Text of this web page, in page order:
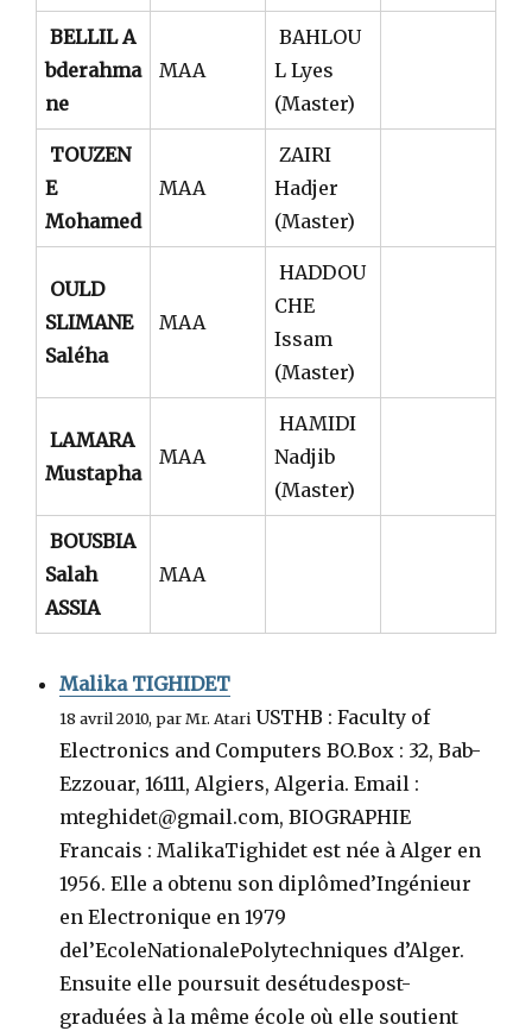
BELLIL A
bderahma
ne
MAA
BAHLOU
L Lyes
(Master)
TOUZEN
E
Mohamed
MAA
ZAIRI
Hadjer
(Master)
OULD
SLIMANE
Saléha
MAA
HADDOU
CHE
Issam
(Master)
LAMARA
Mustapha
MAA
HAMIDI
Nadjib
(Master)
BOUSBIA
Salah
ASSIA
MAA
Malika TIGHIDET
18 avril 2010, par Mr. Atari USTHB : Faculty of
Electronics and Computers BO.Box : 32, Bab-
Ezzouar, 16111, Algiers, Algeria. Email :
mteghidet@gmail.com, BIOGRAPHIE
Francais : MalikaTighidet est née à Alger en
1956. Elle a obtenu son diplômed’Ingénieur
en Electronique en 1979
del’EcoleNationalePolytechniques d’Alger.
Ensuite elle poursuit desétudespost-
graduées à la même école où elle soutient